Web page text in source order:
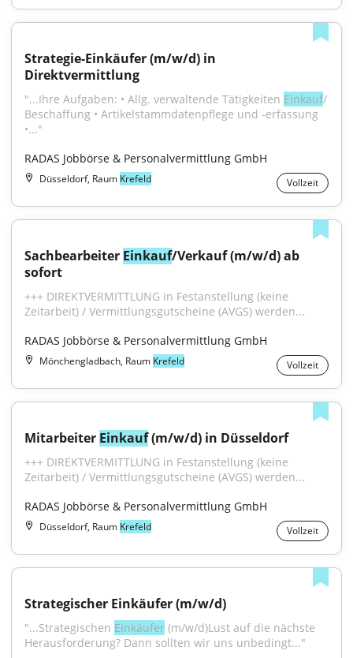
Strategie-Einkäufer (m/w/d) in
Direktvermittlung
"...Ihre Aufgaben: • Allg. verwaltende Tätigkeiten Einkauf/
Beschaffung • Artikelstammdatenpflege und -erfassung
•..."
RADAS Jobbörse & Personalvermittlung GmbH
Düsseldorf, Raum Krefeld Vollzeit
Sachbearbeiter Einkauf/Verkauf (m/w/d) ab
sofort
+++ DIREKTVERMITTLUNG in Festanstellung (keine
Zeitarbeit) / Vermittlungsgutscheine (AVGS) werden...
RADAS Jobbörse & Personalvermittlung GmbH
Mönchengladbach, Raum Krefeld Vollzeit
Mitarbeiter Einkauf (m/w/d) in Düsseldorf
+++ DIREKTVERMITTLUNG in Festanstellung (keine
Zeitarbeit) / Vermittlungsgutscheine (AVGS) werden...
RADAS Jobbörse & Personalvermittlung GmbH
Düsseldorf, Raum Krefeld Vollzeit
Strategischer Einkäufer (m/w/d)
"...Strategischen Einkäufer (m/w/d)Lust auf die nächste
Herausforderung? Dann sollten wir uns unbedingt..."